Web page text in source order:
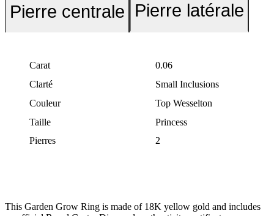
Pierre centrale Pierre latérale
Carat
0.06
Clarté
Small Inclusions
Couleur
Top Wesselton
Taille
Princess
Pierres
2
This Garden Grow Ring is made of 18K yellow gold and includes